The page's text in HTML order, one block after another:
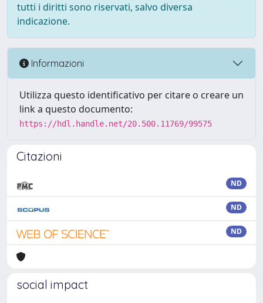
tutti i diritti sono riservati, salvo diversa
indicazione.
Informazioni
Utilizza questo identificativo per citare o creare un
link a questo documento:
https://hdl.handle.net/20.500.11769/99575
Citazioni
ND
ND
ND
social impact